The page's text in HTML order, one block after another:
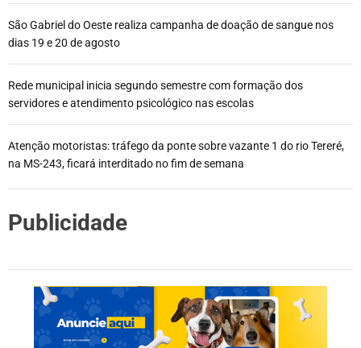
São Gabriel do Oeste realiza campanha de doação de sangue nos
dias 19 e 20 de agosto
Rede municipal inicia segundo semestre com formação dos
servidores e atendimento psicológico nas escolas
Atenção motoristas: tráfego da ponte sobre vazante 1 do rio Tereré,
na MS-243, ficará interditado no fim de semana
Publicidade